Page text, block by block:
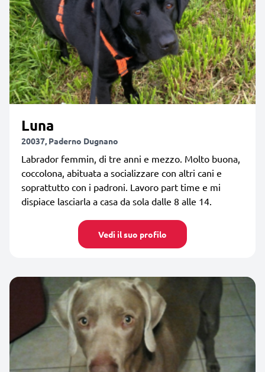
Luna
20037, Paderno Dugnano
Labrador femmin, di tre anni e mezzo. Molto buona,
coccolona, abituata a socializzare con altri cani e
soprattutto con i padroni. Lavoro part time e mi
dispiace lasciarla a casa da sola dalle 8 alle 14.
Vedi il suo profilo